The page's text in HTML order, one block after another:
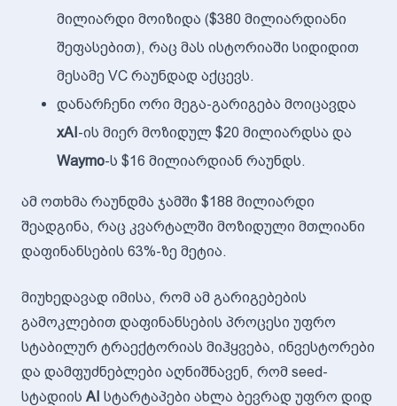
მილიარდი მოიზიდა ($380 მილიარდიანი
შეფასებით), რაც მას ისტორიაში სიდიდით
მესამე VC რაუნდად აქცევს.
დანარჩენი ორი მეგა-გარიგება მოიცავდა
xAI-ის მიერ მოზიდულ $20 მილიარდსა და
Waymo-ს $16 მილიარდიან რაუნდს.
ამ ოთხმა რაუნდმა ჯამში $188 მილიარდი
შეადგინა, რაც კვარტალში მოზიდული მთლიანი
დაფინანსების 63%-ზე მეტია.
მიუხედავად იმისა, რომ ამ გარიგებების
გამოკლებით დაფინანსების პროცესი უფრო
სტაბილურ ტრაექტორიას მიჰყვება, ინვესტორები
და დამფუძნებლები აღნიშნავენ, რომ seed-
სტადიის AI სტარტაპები ახლა ბევრად უფრო დიდ